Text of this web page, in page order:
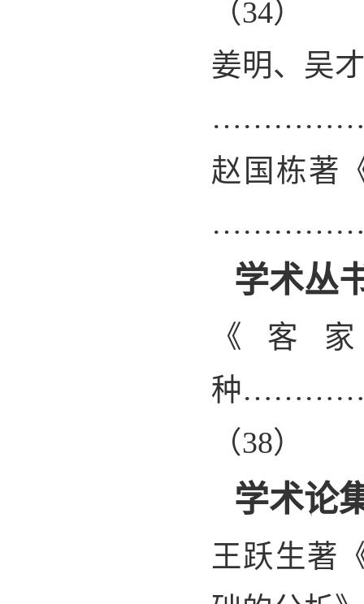
（34）
姜明、吴
赵国栋著
学术丛
《客
种
（38）
学术论
王跃生著